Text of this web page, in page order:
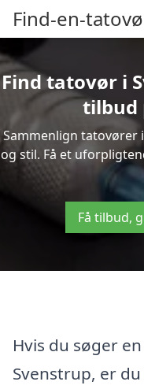
Find-en-
Find tatovør i
tilbud
Sammenlign tatovører
og stil. Få et
Få tilbud,
Hvis du søger
Svenstrup, er